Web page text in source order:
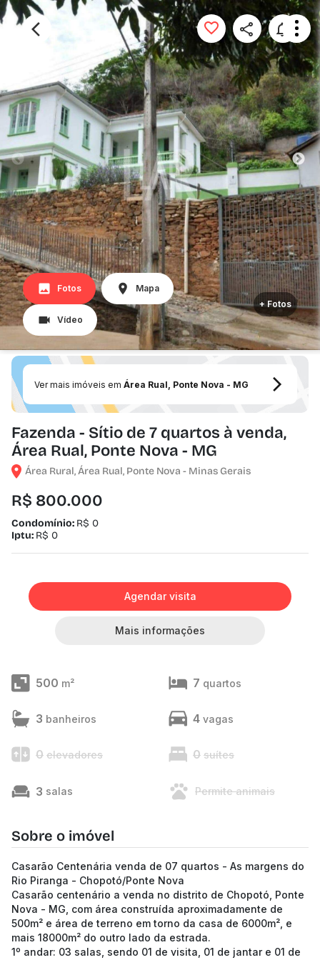
Fotos Mapa
Vídeo
+ Fotos
Ver mais imóveis em Área Rual, Ponte Nova - MG
Fazenda - Sítio de 7 quartos à venda,
Área Rual, Ponte Nova - MG
Área Rural, Área Rual, Ponte Nova - Minas Gerais
R$ 800.000
Condomínio: R$ 0
Iptu: R$ 0
Agendar visita
Mais informações
500 m² 7 quartos
3 banheiros 4 vagas
0 elevadores 0 suítes
3 salas Permite animais
Sobre o imóvel
Casarão Centenária venda de 07 quartos - As margens do
Rio Piranga - Chopotó/Ponte Nova
Casarão centenário a venda no distrito de Chopotó, Ponte
Nova - MG, com área construída aproximadamente de
500m² e área de terreno em torno da casa de 6000m², e
mais 18000m² do outro lado da estrada.
1º andar: 03 salas, sendo 01 de visita, 01 de jantar e 01 de